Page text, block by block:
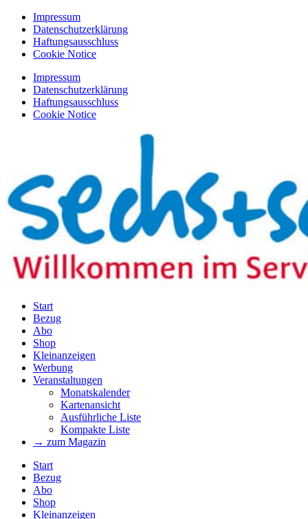
Zum
Inhalt
springen
Impressum
Datenschutzerklärung
Haftungsausschluss
Cookie Notice
Impressum
Datenschutzerklärung
Haftungsausschluss
Cookie Notice
Start
Bezug
Abo
Shop
Kleinanzeigen
Werbung
Veranstaltungen
Monatskalender
Kartenansicht
Ausführliche Liste
Kompakte Liste
→ zum Magazin
Start
Bezug
Abo
Shop
Kleinanzeigen